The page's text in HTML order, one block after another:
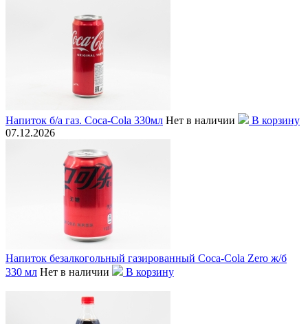
Напиток б/а газ. Coca-Cola 330мл Нет в наличии
В корзину
07.12.2026
Напиток безалкогольный газированный Coca-Cola Zero ж/б
330 мл Нет в наличии В корзину